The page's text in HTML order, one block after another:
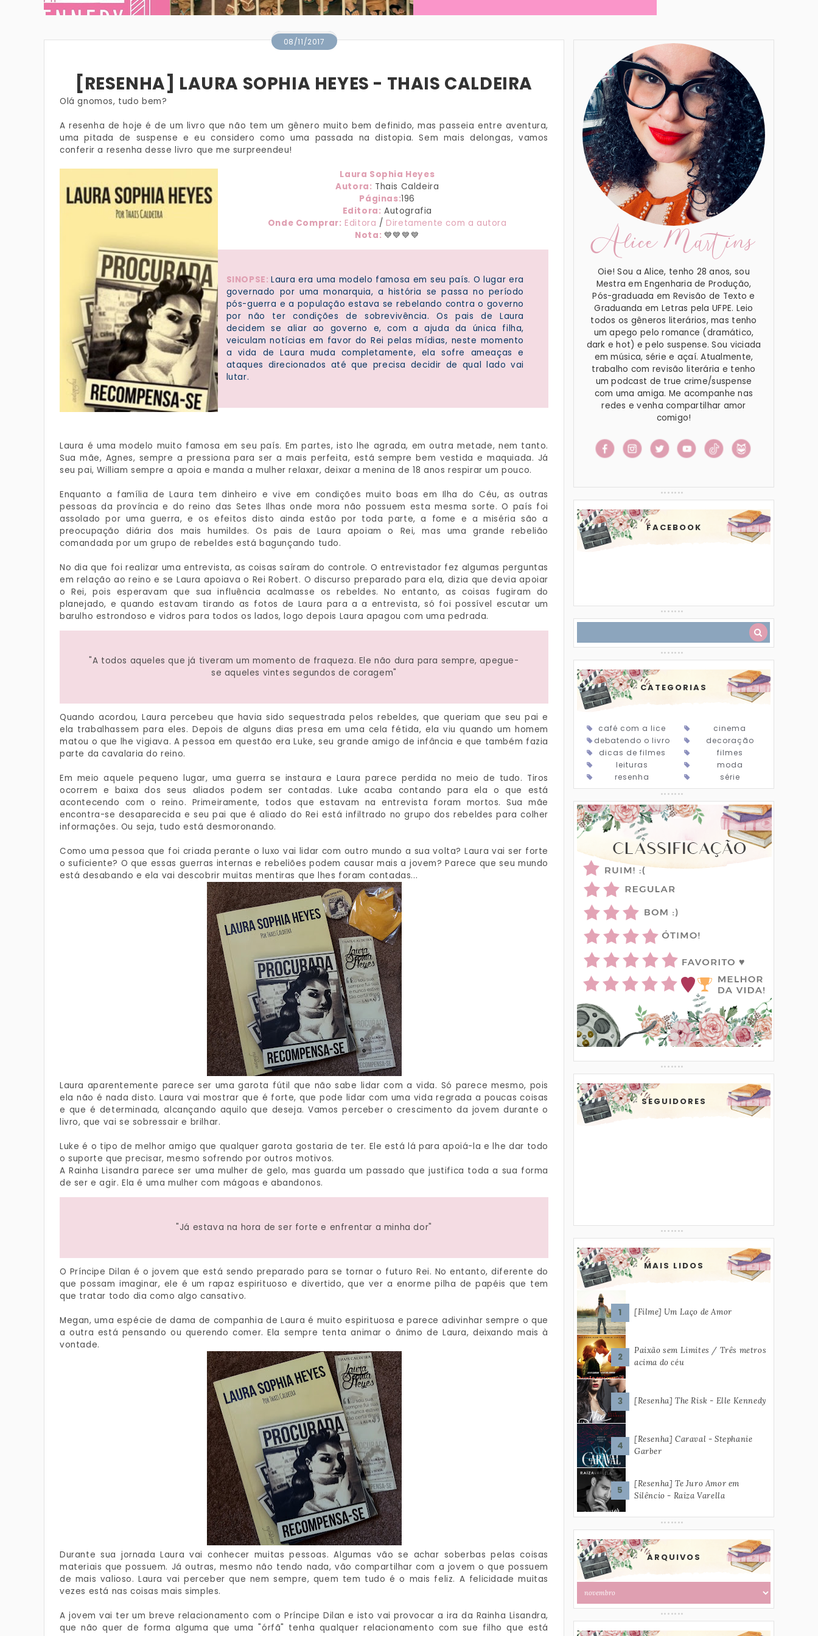
08/11/2017
[RESENHA] LAURA SOPHIA HEYES - THAIS CALDEIRA
Olá gnomos, tudo bem?
A resenha de hoje é de um livro que não tem um gênero muito bem definido, mas passeia entre aventura,
uma pitada de suspense e eu considero como uma passada na distopia. Sem mais delongas, vamos
conferir a resenha desse livro que me surpreendeu!
Laura Sophia Heyes
Autora: Thais Caldeira
Páginas:196
Editora: Autografia
Onde Comprar: Editora / Diretamente com a autora
Nota: 💙💙💙💙
SINOPSE:Laura era uma modelo famosa em seu país. O lugar era
governado por uma monarquia, a história se passa no período
pós-guerra e a população estava se rebelando contra o governo
por não ter condições de sobrevivência. Os pais de Laura
decidem se aliar ao governo e, com a ajuda da única filha,
veiculam notícias em favor do Rei pelas mídias, neste momento
a vida de Laura muda completamente, ela sofre ameaças e
ataques direcionados até que precisa decidir de qual lado vai
lutar.
Laura é uma modelo muito famosa em seu país. Em partes, isto lhe agrada, em outra metade, nem tanto.
Sua mãe, Agnes, sempre a pressiona para ser a mais perfeita, está sempre bem vestida e maquiada. Já
seu pai, William sempre a apoia e manda a mulher relaxar, deixar a menina de 18 anos respirar um pouco.
Enquanto a família de Laura tem dinheiro e vive em condições muito boas em Ilha do Céu, as outras
pessoas da província e do reino das Setes Ilhas onde mora não possuem esta mesma sorte. O país foi
assolado por uma guerra, e os efeitos disto ainda estão por toda parte, a fome e a miséria são a
preocupação diária dos mais humildes. Os pais de Laura apoiam o Rei, mas uma grande rebelião
comandada por um grupo de rebeldes está bagunçando tudo.
No dia que foi realizar uma entrevista, as coisas saíram do controle. O entrevistador fez algumas perguntas
em relação ao reino e se Laura apoiava o Rei Robert. O discurso preparado para ela, dizia que devia apoiar
o Rei, pois esperavam que sua influência acalmasse os rebeldes. No entanto, as coisas fugiram do
planejado, e quando estavam tirando as fotos de Laura para a a entrevista, só foi possível escutar um
barulho estrondoso e vidros para todos os lados, logo depois Laura apagou com uma pedrada.
"A todos aqueles que já tiveram um momento de fraqueza. Ele não dura para sempre, apegue-
se aqueles vintes segundos de coragem"
Quando acordou, Laura percebeu que havia sido sequestrada pelos rebeldes, que queriam que seu pai e
ela trabalhassem para eles. Depois de alguns dias presa em uma cela fétida, ela viu quando um homem
matou o que lhe vigiava. A pessoa em questão era Luke, seu grande amigo de infância e que também fazia
parte da cavalaria do reino.
Em meio aquele pequeno lugar, uma guerra se instaura e Laura parece perdida no meio de tudo. Tiros
ocorrem e baixa dos seus aliados podem ser contadas. Luke acaba contando para ela o que está
acontecendo com o reino. Primeiramente, todos que estavam na entrevista foram mortos. Sua mãe
encontra-se desaparecida e seu pai que é aliado do Rei está infiltrado no grupo dos rebeldes para colher
informações. Ou seja, tudo está desmoronando.
Como uma pessoa que foi criada perante o luxo vai lidar com outro mundo a sua volta? Laura vai ser forte
o suficiente? O que essas guerras internas e rebeliões podem causar mais a jovem? Parece que seu mundo
está desabando e ela vai descobrir muitas mentiras que lhes foram contadas...
Laura aparentemente parece ser uma garota fútil que não sabe lidar com a vida. Só parece mesmo, pois
ela não é nada disto. Laura vai mostrar que é forte, que pode lidar com uma vida regrada a poucas coisas
e que é determinada, alcançando aquilo que deseja. Vamos perceber o crescimento da jovem durante o
livro, que vai se sobressair e brilhar.
Luke é o tipo de melhor amigo que qualquer garota gostaria de ter. Ele está lá para apoiá-la e lhe dar todo
o suporte que precisar, mesmo sofrendo por outros motivos.
A Rainha Lisandra parece ser uma mulher de gelo, mas guarda um passado que justifica toda a sua forma
de ser e agir. Ela é uma mulher com mágoas e abandonos.
"Já estava na hora de ser forte e enfrentar a minha dor"
O Príncipe Dilan é o jovem que está sendo preparado para se tornar o futuro Rei. No entanto, diferente do
que possam imaginar, ele é um rapaz espirituoso e divertido, que ver a enorme pilha de papéis que tem
que tratar todo dia como algo cansativo.
Megan, uma espécie de dama de companhia de Laura é muito espirituosa e parece adivinhar sempre o que
a outra está pensando ou querendo comer. Ela sempre tenta animar o ânimo de Laura, deixando mais à
vontade.
Durante sua jornada Laura vai conhecer muitas pessoas. Algumas vão se achar soberbas pelas coisas
materiais que possuem. Já outras, mesmo não tendo nada, vão compartilhar com a jovem o que possuem
de mais valioso. Laura vai perceber que nem sempre, quem tem tudo é o mais feliz. A felicidade muitas
vezes está nas coisas mais simples.
A jovem vai ter um breve relacionamento com o Príncipe Dilan e isto vai provocar a ira da Rainha Lisandra,
que não quer de forma alguma que uma "órfã" tenha qualquer relacionamento com sue filho que está
Alice Martins
Oie! Sou a Alice, tenho 28 anos, sou
Mestra em Engenharia de Produção,
Pós-graduada em Revisão de Texto e
Graduanda em Letras pela UFPE. Leio
todos os gêneros literários, mas tenho
um apego pelo romance (dramático,
dark e hot) e pelo suspense. Sou viciada
em música, série e açaí. Atualmente,
trabalho com revisão literária e tenho
um podcast de true crime/suspense
com uma amiga. Me acompanhe nas
redes e venha compartilhar amor
comigo!
FACEBOOK
CATEGORIAS
café com a lice
cinema
debatendo o livro
decoração
dicas de filmes
filmes
leituras
moda
resenha
série
SEGUIDORES
MAIS LIDOS
[Filme] Um Laço de Amor
Paixão sem Limites / Três metros
acima do céu
[Resenha] The Risk - Elle Kennedy
[Resenha] Caraval - Stephanie
Garber
[Resenha] Te Juro Amor em
Silêncio - Raiza Varella
ARQUIVOS